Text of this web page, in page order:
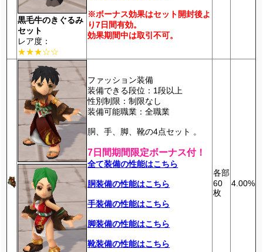
黒毛牛のきぐるみ
セット
レア度：
★★★☆☆
※ボーナス効果はセット開封後よ
り7日間有効。
効果期間中は取引不可。
ファッション装備
装備できる段位：1段以上
性別制限：制限なし
装備可能職業：全職業
胴、手、脚、靴の4点セット 。
7日間期間限定ボーナス付！
全て装備の性能はこちら
胴装備の性能はこちら
手装備の性能はこちら
脚装備の性能はこちら
靴装備の性能はこちら
各部
60
枚
4.00%